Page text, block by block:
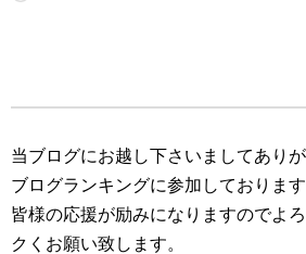
中…
当ブログにお越し下さいましてあり
ブログランキングに参加しております
皆様の応援が励みになりますのでよ
クくお願い致します。